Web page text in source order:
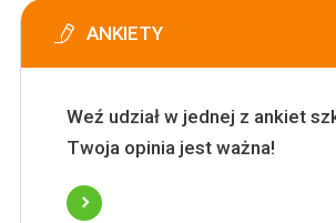
ANKIETY
Weź udział w jednej z ankiet
Twoja opinia jest ważna!